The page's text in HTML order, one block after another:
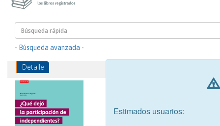
- Búsqueda avanzada -
Detalle
Estimados usuarios: